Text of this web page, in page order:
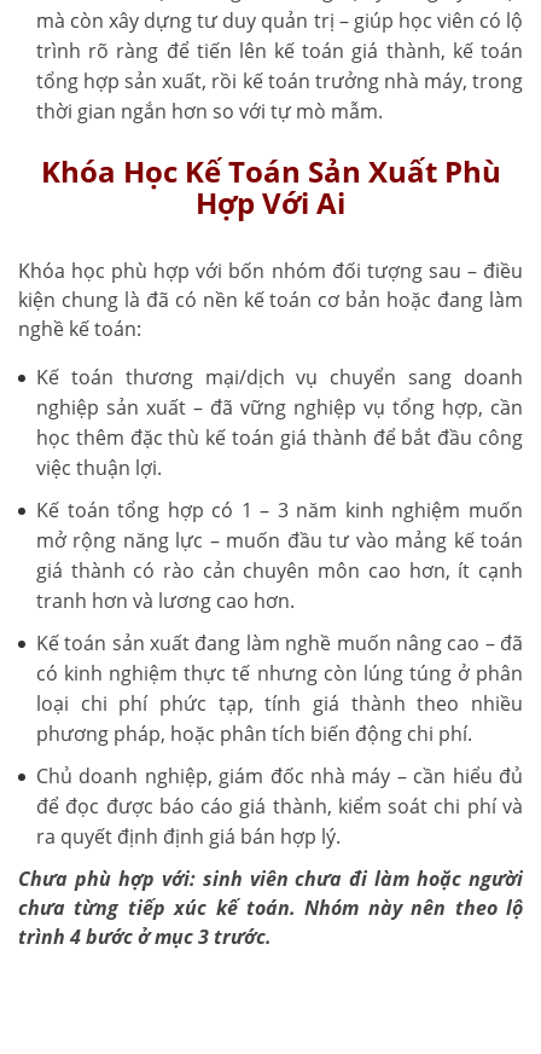
mà còn xây dựng tư duy quản trị – giúp học viên có lộ
trình rõ ràng để tiến lên kế toán giá thành, kế toán
tổng hợp sản xuất, rồi kế toán trưởng nhà máy, trong
thời gian ngắn hơn so với tự mò mẫm.
Khóa Học Kế Toán Sản Xuất Phù
Hợp Với Ai
Khóa học phù hợp với bốn nhóm đối tượng sau – điều
kiện chung là đã có nền kế toán cơ bản hoặc đang làm
nghề kế toán:
Kế toán thương mại/dịch vụ chuyển sang doanh
nghiệp sản xuất – đã vững nghiệp vụ tổng hợp, cần
học thêm đặc thù kế toán giá thành để bắt đầu công
việc thuận lợi.
Kế toán tổng hợp có 1 – 3 năm kinh nghiệm muốn
mở rộng năng lực – muốn đầu tư vào mảng kế toán
giá thành có rào cản chuyên môn cao hơn, ít cạnh
tranh hơn và lương cao hơn.
Kế toán sản xuất đang làm nghề muốn nâng cao – đã
có kinh nghiệm thực tế nhưng còn lúng túng ở phân
loại chi phí phức tạp, tính giá thành theo nhiều
phương pháp, hoặc phân tích biến động chi phí.
Chủ doanh nghiệp, giám đốc nhà máy – cần hiểu đủ
để đọc được báo cáo giá thành, kiểm soát chi phí và
ra quyết định định giá bán hợp lý.
Chưa phù hợp với: sinh viên chưa đi làm hoặc người
chưa từng tiếp xúc kế toán. Nhóm này nên theo lộ
trình 4 bước ở mục 3 trước.